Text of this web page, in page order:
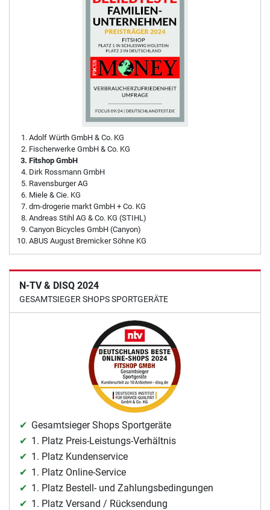
Adolf Würth GmbH & Co. KG
Fischerwerke GmbH & Co. KG
Fitshop GmbH
Dirk Rossmann GmbH
Ravensburger AG
Miele & Cie. KG
dm-drogerie markt GmbH + Co. KG
Andreas Stihl AG & Co. KG (STIHL)
Canyon Bicycles GmbH (Canyon)
ABUS August Bremicker Söhne KG
N-TV & DISQ 2024
GESAMTSIEGER SHOPS SPORTGERÄTE
Gesamtsieger Shops Sportgeräte
1. Platz Preis-Leistungs-Verhältnis
1. Platz Kundenservice
1. Platz Online-Service
1. Platz Bestell- und Zahlungsbedingungen
1. Platz Versand / Rücksendung